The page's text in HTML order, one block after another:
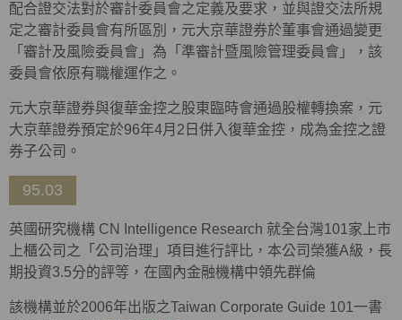
配合證交法對於審計委員會之定義及要求，並與證交法所規
定之審計委員會有所區別，元大京華證券於董事會通過變更
「審計及風險委員會」為「準審計暨風險管理委員會」，該
委員會依原有職權運作之。
元大京華證券與復華金控之股東臨時會通過股權轉換案，元
大京華證券預定於96年4月2日併入復華金控，成為金控之證
券子公司。
95.03
英國研究機構 CN Intelligence Research 就全台灣101家上市
上櫃公司之「公司治理」項目進行評比，本公司榮獲A級，長
期投資3.5分的評等，在國內金融機構中領先群倫
該機構並於2006年出版之Taiwan Corporate Guide 101一書